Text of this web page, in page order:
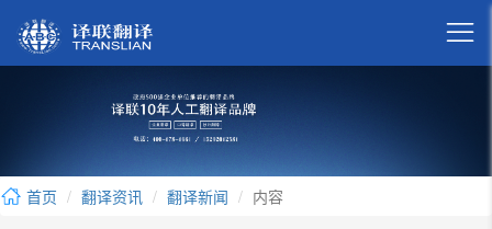

首页 翻译资讯 翻译新闻 内容